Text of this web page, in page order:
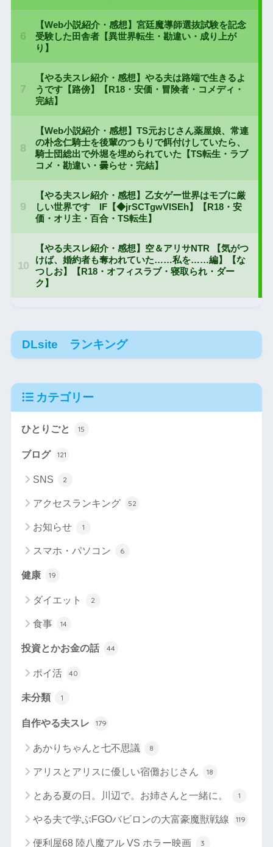
DLsite ランキング
カテゴリー
ひとりごと 15
ブログ 121
SNS 2
アクセスランキング 52
お知らせ 1
スマホ・パソコン 6
健康 19
ダイエット 2
食事 14
投資とかお金の話 44
ポイ活 40
未分類 1
自作やる夫スレ 179
あかりちゃんと七不思議 8
アリスとアリスに優しい宿儺おじさん 18
とある夏の日。川辺で。お姉さんと一緒に。 1
やる夫で学ぶFGOバビロンの大富豪魔獣戦線 119
便利屋68 陸八魔アル VS ホラー映画 3